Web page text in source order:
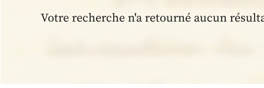
Votre recherche n'a retourné aucun